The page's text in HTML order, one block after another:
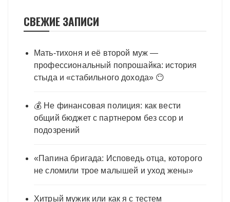
СВЕЖИЕ ЗАПИСИ
Мать-тихоня и её второй муж —
профессиональный попрошайка: история
стыда и «стабильного дохода» 😶
💰 Не финансовая полиция: как вести
общий бюджет с партнером без ссор и
подозрений
«Папина бригада: Исповедь отца, которого
не сломили трое малышей и уход жены»
Хитрый мужик или как я с тестем